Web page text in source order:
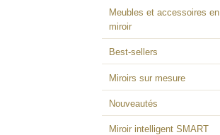
Meubles et accessoires en
miroir
Best-sellers
Miroirs sur mesure
Nouveautés
Miroir intelligent SMART